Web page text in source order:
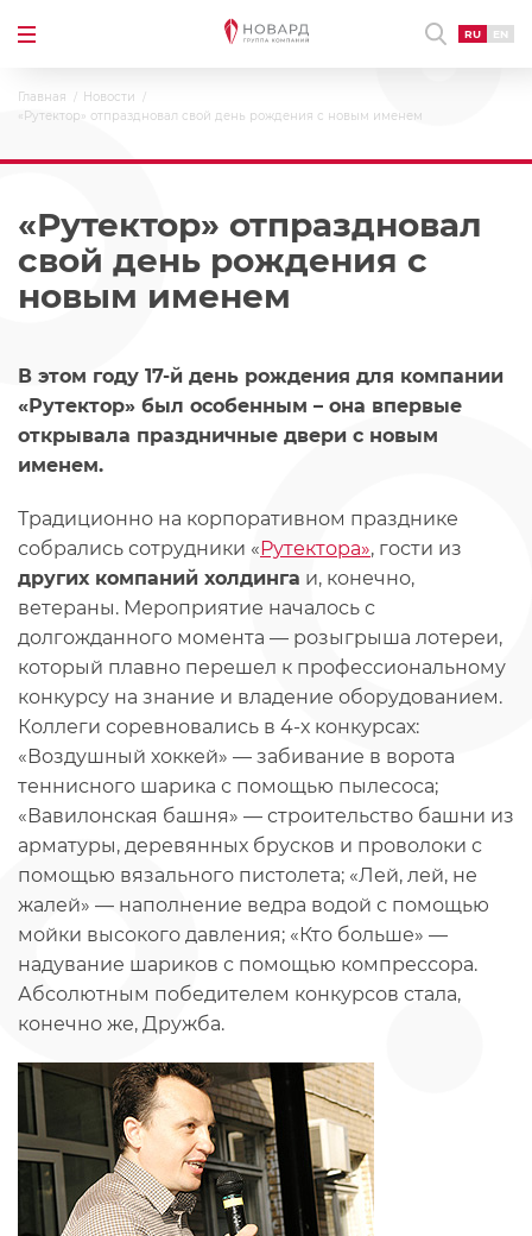
RU EN
Главная
Новости
«Рутектор» отпраздновал свой день рождения с новым именем
«Рутектор» отпраздновал
свой день рождения с
новым именем
В этом году 17-й день рождения для компании
«Рутектор» был особенным – она впервые
открывала праздничные двери с новым
именем.
Традиционно на корпоративном празднике
собрались сотрудники «Рутектора», гости из
других компаний холдинга и, конечно,
ветераны. Мероприятие началось с
долгожданного момента — розыгрыша лотереи,
который плавно перешел к профессиональному
конкурсу на знание и владение оборудованием.
Коллеги соревновались в 4-х конкурсах:
«Воздушный хоккей» — забивание в ворота
теннисного шарика с помощью пылесоса;
«Вавилонская башня» — строительство башни из
арматуры, деревянных брусков и проволоки с
помощью вязального пистолета; «Лей, лей, не
жалей» — наполнение ведра водой с помощью
мойки высокого давления; «Кто больше» —
надувание шариков с помощью компрессора.
Абсолютным победителем конкурсов стала,
конечно же, Дружба.